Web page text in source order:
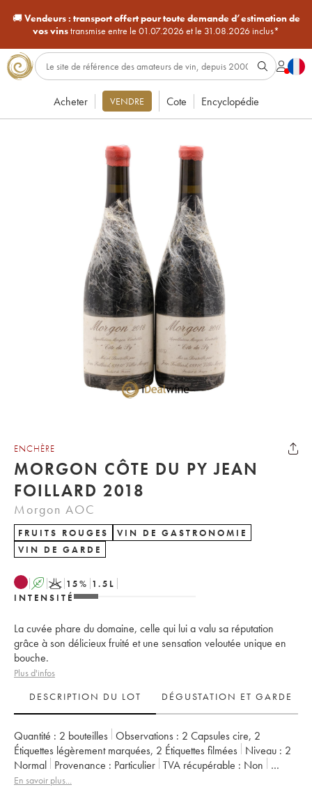
🚚Vendeurs : transport offert pour toute demande d’estimation de
vos vinstransmise entre le 01.07.2026 et le 31.08.2026 inclus*
Acheter VENDRE Cote Encyclopédie
ENCHÈRE
MORGON CÔTE DU PY JEAN
FOILLARD 2018
Morgon AOC
FRUITS ROUGES
VIN DE GASTRONOMIE
VIN DE GARDE
A K 15% 1.5 L
INTENSITÉ
La cuvée phare du domaine, celle qui lui a valu sa réputation
grâce à son délicieux fruité et une sensation veloutée unique en
bouche.
Plus d'infos
DESCRIPTION DU LOT
DÉGUSTATION ET GARDE
Quantité : 2 bouteilles Observations : 2 Capsules cire, 2
Étiquettes légèrement marquées, 2 Étiquettes filmées Niveau : 2
Normal
Provenance : particulier TVA récupérable :
non
Région :
Beaujolais
En savoir plus...